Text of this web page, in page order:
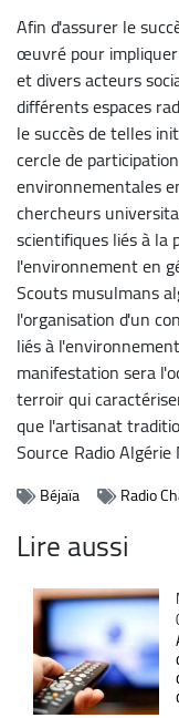
Afin d'assurer le
œuvré pour
et divers acteurs
différents espaces
le succès de telles
cercle de
environnementales
chercheurs
scientifiques liés à
l'environnement en
Scouts musulmans
l'organisation d'un
liés à
manifestation sera
terroir qui
que l'artisanat
Source Radio
Béjaïa
Radio
Lire aussi